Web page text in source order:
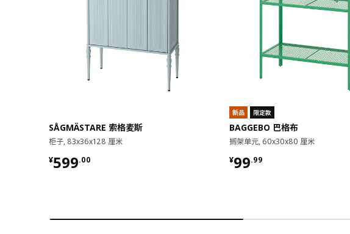
SÅGMÄSTARE 索格麦斯
柜子, 83x36x128 厘米
¥599.00
¥ 599.00
新品 限定款
BAGGEBO 巴格布
搁架单元, 60x30x80 厘米
¥99.99
¥ 99.99